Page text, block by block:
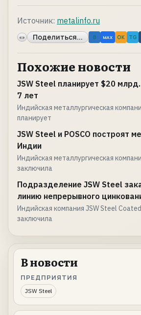
Источник: metalinfo.ru
«» Поделиться... B MAX OK TG
Похожие новости
JSW Steel планирует $20
7 лет
Индийская металлургическая
планирует
JSW Steel и POSCO построят
Индии
Индийская металлургическая
заключила
Подразделение JSW Steel
линию непрерывного
Индийская компания JSW Steel
заключила
В новости
ПРЕДПРИЯТИЯ
JSW Steel